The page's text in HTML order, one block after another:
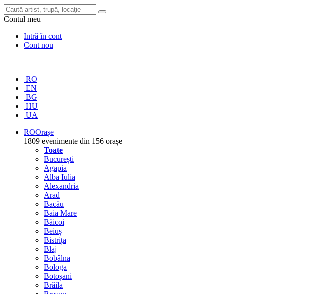
Contul meu
Intră în cont
Cont nou
RO
EN
BG
HU
UA
ROOrașe
1809 evenimente din 156 orașe
Toate
București
Agapia
Alba Iulia
Alexandria
Arad
Bacău
Baia Mare
Băicoi
Beiuș
Bistrița
Blaj
Bobâlna
Bologa
Botoșani
Brăila